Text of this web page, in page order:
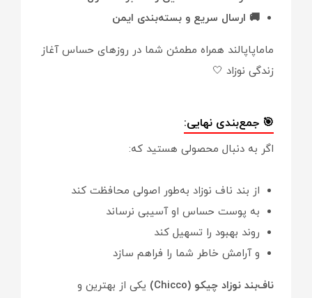
🚚 ارسال سریع و بسته‌بندی ایمن
ماماپاپالند همراه مطمئن شما در روزهای حساس آغاز
زندگی نوزاد 🤍
🎯 جمع‌بندی نهایی:
اگر به دنبال محصولی هستید که:
از بند ناف نوزاد به‌طور اصولی محافظت کند
به پوست حساس او آسیبی نرساند
روند بهبود را تسهیل کند
و آرامش خاطر شما را فراهم سازد
ناف‌بند نوزاد چیکو (Chicco)
یکی از بهترین و